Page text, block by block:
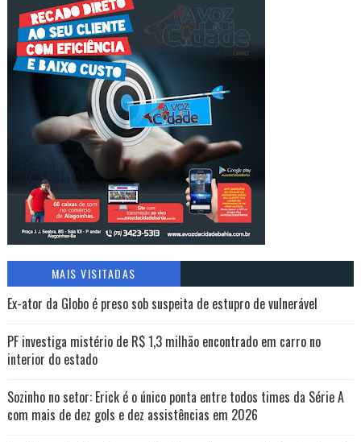
MAIS VISITADAS
Ex-ator da Globo é preso sob suspeita de estupro de vulnerável
PF investiga mistério de R$ 1,3 milhão encontrado em carro no
interior do estado
Sozinho no setor: Erick é o único ponta entre todos times da Série A
com mais de dez gols e dez assistências em 2026